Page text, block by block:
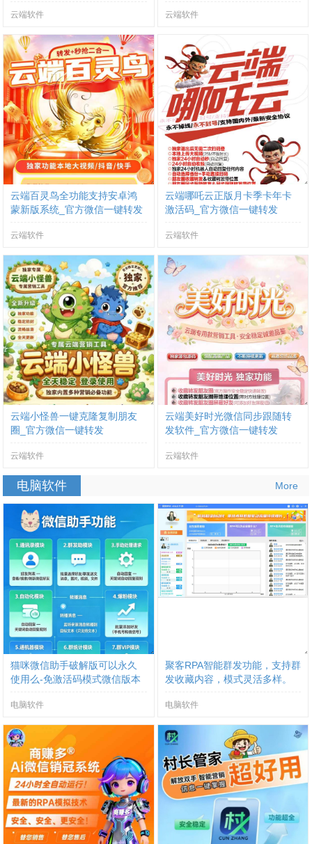
云端软件 云端软件
云端百灵鸟全功能支持安卓鸿
蒙新版系统_官方微信一键转发
云端软件
云端哪吒云正版月卡季卡年卡
激活码_官方微信一键转发
云端软件
云端小怪兽一键克隆复制朋友
圈_官方微信一键转发
云端软件
云端美好时光微信同步跟随转
发软件_官方微信一键转发
云端软件
电脑软件 More
猫咪微信助手破解版可以永久
使用么-免激活码模式微信版本
电脑软件
聚客RPA智能群发功能，支持群
发收藏内容，模式灵活多样。
电脑软件